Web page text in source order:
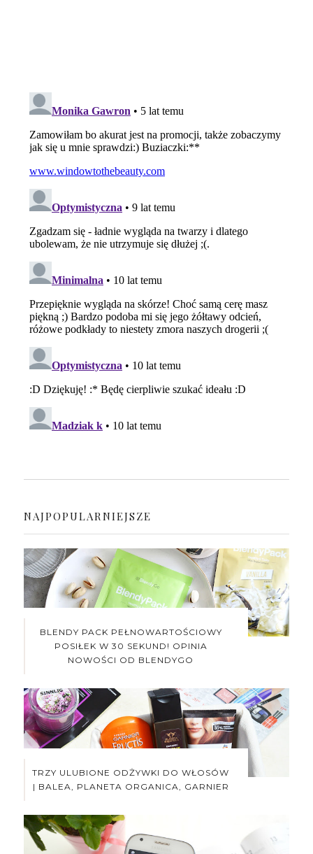
NAJPOPULARNIEJSZE
BLENDY PACK PEŁNOWARTOŚCIOWY
POSIŁEK W 30 SEKUND! OPINIA
NOWOŚCI OD BLENDYGO
TRZY ULUBIONE ODŻYWKI DO WŁOSÓW
| BALEA, PLANETA ORGANICA, GARNIER